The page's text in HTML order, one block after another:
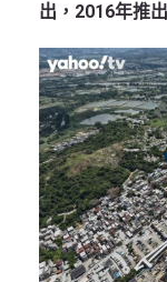
出，2016年推